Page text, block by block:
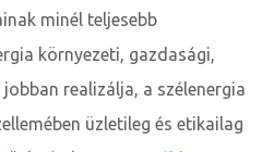
minél teljesebb
környezeti, gazdasági,
realizálja, a szélenergia
üzletileg és etikailag